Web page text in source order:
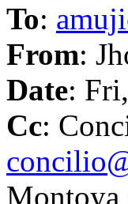
To:
From:
Date:
Cc:
Montoya